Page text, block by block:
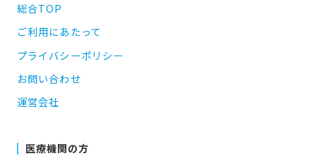
総合TOP
ご利用にあたって
プライバシーポリシー
お問い合わせ
運営会社
医療機関の方